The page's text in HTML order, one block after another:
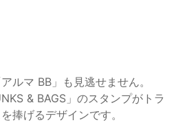
ルマ BB」も見逃せません。
& BAGS」のスタンプがトラ
捧げるデザインです。